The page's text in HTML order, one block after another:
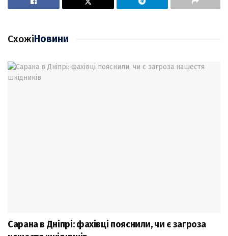
СхожіНовини
Сарана в Дніпрі: фахівці пояснили, чи є загроза